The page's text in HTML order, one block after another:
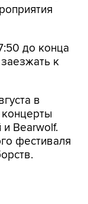
до конца
к
в
Bearwolf.
фестиваля